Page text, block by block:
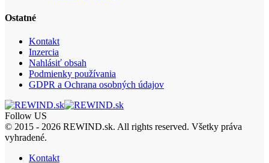
Ostatné
Kontakt
Inzercia
Nahlásiť obsah
Podmienky používania
GDPR a Ochrana osobných údajov
Follow US
© 2015 - 2026 REWIND.sk. All rights reserved. Všetky práva
vyhradené.
Kontakt